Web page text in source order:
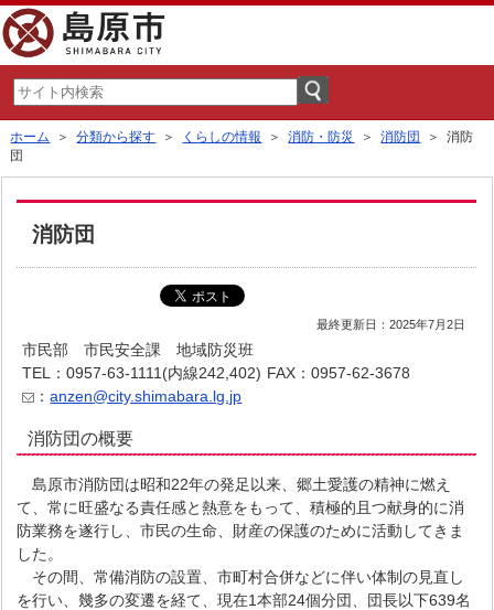
ホーム ＞分類から探す ＞ くらしの情報 ＞消防・防災 ＞消防団
＞ 消防
団
消防団
最終更新日：2025年7月2日
市民部 市民安全課 地域防災班
TEL：0957-63-1111(内線242,402) FAX：0957-62-3678
：anzen@city.shimabara.lg.jp
消防団の概要
島原市消防団は昭和22年の発足以来、郷土愛護の精神に燃え
て、常に旺盛なる責任感と熱意をもって、積極的且つ献身的に消
防業務を遂行し、市民の生命、財産の保護のために活動してきま
した。
その間、常備消防の設置、市町村合併などに伴い体制の見直し
を行い、幾多の変遷を経て、現在1本部24個分団、団長以下639名